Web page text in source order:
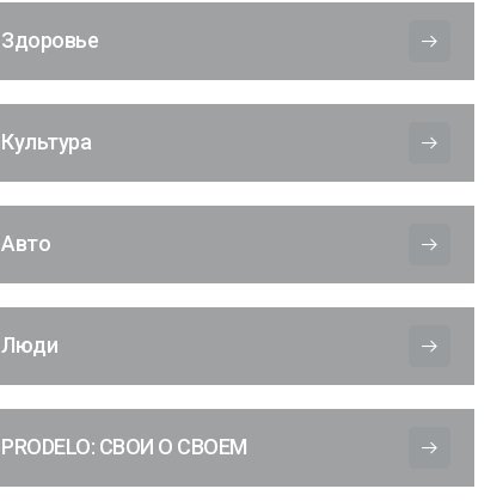
Здоровье
Культура
Авто
Люди
PRODELO: СВОИ О СВОЕМ